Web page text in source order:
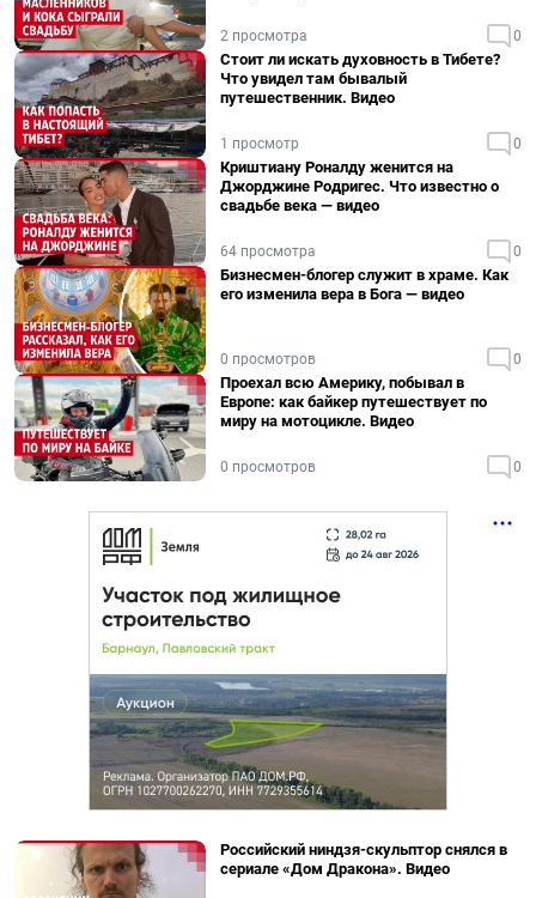
2 просмотра 0
Стоит ли искать духовность в Тибете?
Что увидел там бывалый
путешественник. Видео
1 просмотр 0
Криштиану Роналду женится на
Джорджине Родригес. Что известно о
свадьбе века — видео
64 просмотра 0
Бизнесмен-блогер служит в храме. Как
его изменила вера в Бога — видео
0 просмотров 0
Проехал всю Америку, побывал в
Европе: как байкер путешествует по
миру на мотоцикле. Видео
0 просмотров 0
Российский ниндзя-скульптор снялся в
сериале «Дом Дракона». Видео